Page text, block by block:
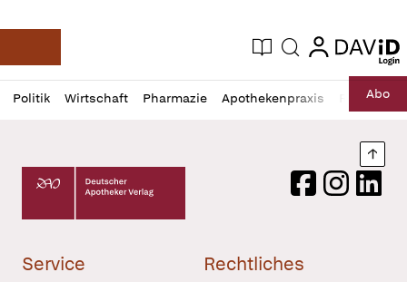
Deutsche Apotheker Zeitung
Aktuelle Ausgabe
Suche login
login
Politik Wirtschaft Pharmazie Apothekenpraxis RechtAbo
Profil
öffnen
Daz
Pur
Deutscher Apotheker Verlag Logo
FacebookInstagram
Service Rechtliches